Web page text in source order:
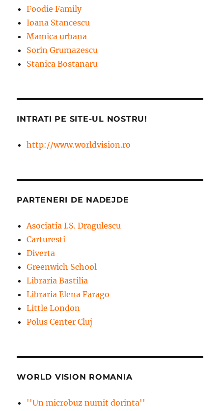
Foodie Family
Ioana Stancescu
Mamica urbana
Sorin Grumazescu
Stanica Bostanaru
INTRATI PE SITE-UL NOSTRU!
http://www.worldvision.ro
PARTENERI DE NADEJDE
Asociatia I.S. Dragulescu
Carturesti
Diverta
Greenwich School
Libraria Bastilia
Libraria Elena Farago
Little London
Polus Center Cluj
WORLD VISION ROMANIA
''Un microbuz numit dorinta''